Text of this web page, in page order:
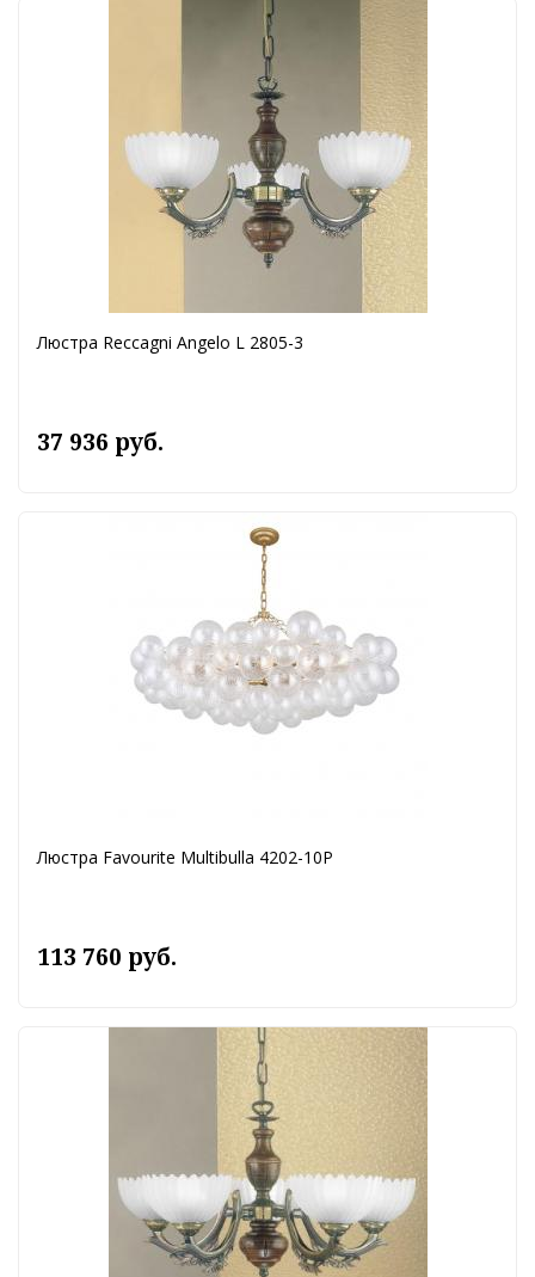
Люстра Reccagni Angelo L 2805-3
37 936 руб.
Люстра Favourite Multibulla 4202-10P
113 760 руб.